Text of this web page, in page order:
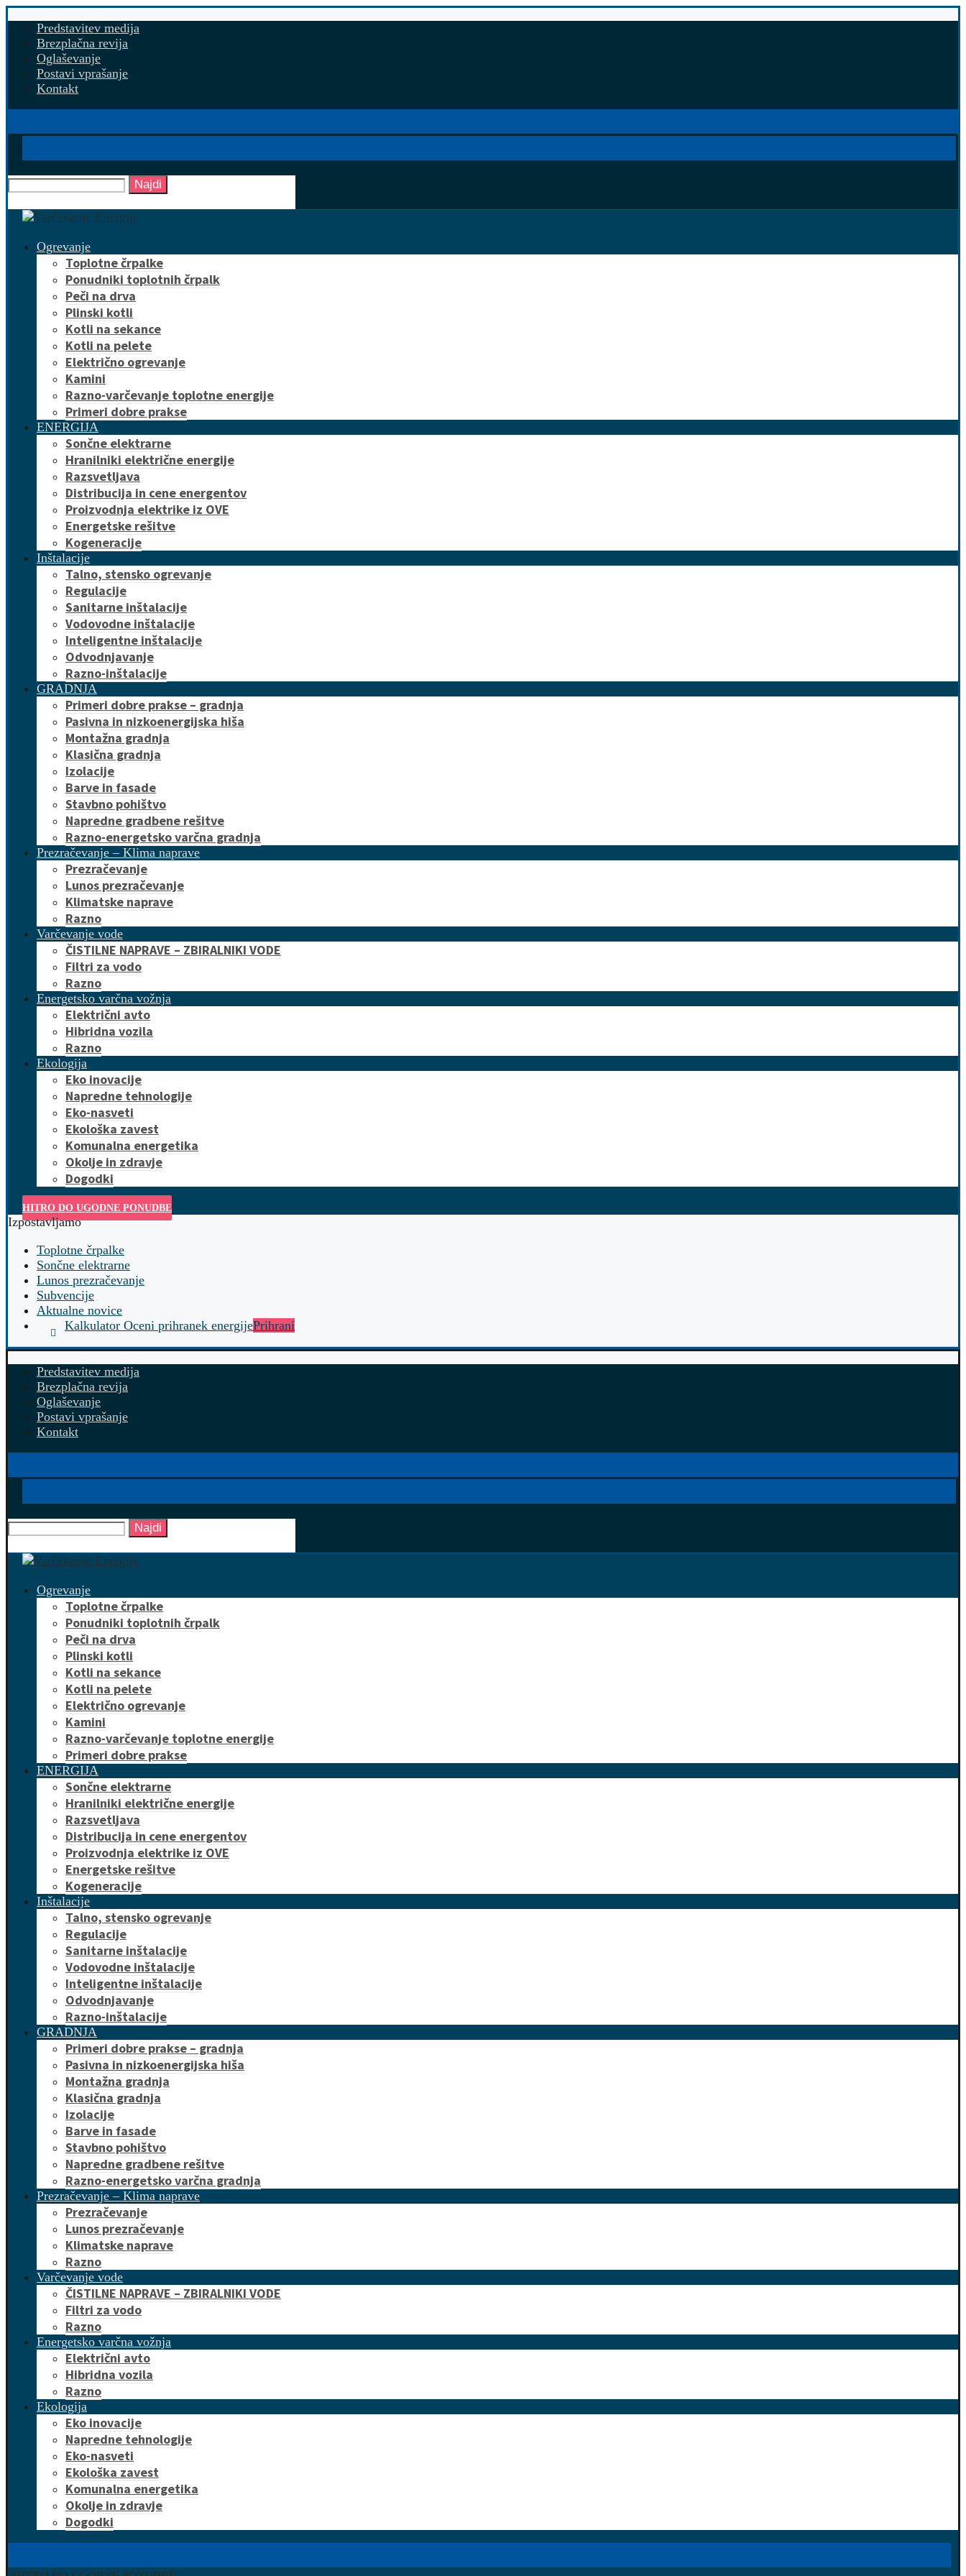
Predstavitev medija
Brezplačna revija
Oglaševanje
Postavi vprašanje
Kontakt
Najdi
Ogrevanje
Toplotne črpalke
Ponudniki toplotnih črpalk
Peči na drva
Plinski kotli
Kotli na sekance
Kotli na pelete
Električno ogrevanje
Kamini
Razno-varčevanje toplotne energije
Primeri dobre prakse
ENERGIJA
Sončne elektrarne
Hranilniki električne energije
Razsvetljava
Distribucija in cene energentov
Proizvodnja elektrike iz OVE
Energetske rešitve
Kogeneracije
Inštalacije
Talno, stensko ogrevanje
Regulacije
Sanitarne inštalacije
Vodovodne inštalacije
Inteligentne inštalacije
Odvodnjavanje
Razno-inštalacije
GRADNJA
Primeri dobre prakse – gradnja
Pasivna in nizkoenergijska hiša
Montažna gradnja
Klasična gradnja
Izolacije
Barve in fasade
Stavbno pohištvo
Napredne gradbene rešitve
Razno-energetsko varčna gradnja
Prezračevanje – Klima naprave
Prezračevanje
Lunos prezračevanje
Klimatske naprave
Razno
Varčevanje vode
ČISTILNE NAPRAVE – ZBIRALNIKI VODE
Filtri za vodo
Razno
Energetsko varčna vožnja
Električni avto
Hibridna vozila
Razno
Ekologija
Eko inovacije
Napredne tehnologije
Eko-nasveti
Ekološka zavest
Komunalna energetika
Okolje in zdravje
Dogodki
HITRO DO UGODNE PONUDBE
Izpostavljamo
Toplotne črpalke
Sončne elektrarne
Lunos prezračevanje
Subvencije
Aktualne novice
Kalkulator Oceni prihranek energijePrihrani
Predstavitev medija
Brezplačna revija
Oglaševanje
Postavi vprašanje
Kontakt
Najdi
Ogrevanje
Toplotne črpalke
Ponudniki toplotnih črpalk
Peči na drva
Plinski kotli
Kotli na sekance
Kotli na pelete
Električno ogrevanje
Kamini
Razno-varčevanje toplotne energije
Primeri dobre prakse
ENERGIJA
Sončne elektrarne
Hranilniki električne energije
Razsvetljava
Distribucija in cene energentov
Proizvodnja elektrike iz OVE
Energetske rešitve
Kogeneracije
Inštalacije
Talno, stensko ogrevanje
Regulacije
Sanitarne inštalacije
Vodovodne inštalacije
Inteligentne inštalacije
Odvodnjavanje
Razno-inštalacije
GRADNJA
Primeri dobre prakse – gradnja
Pasivna in nizkoenergijska hiša
Montažna gradnja
Klasična gradnja
Izolacije
Barve in fasade
Stavbno pohištvo
Napredne gradbene rešitve
Razno-energetsko varčna gradnja
Prezračevanje – Klima naprave
Prezračevanje
Lunos prezračevanje
Klimatske naprave
Razno
Varčevanje vode
ČISTILNE NAPRAVE – ZBIRALNIKI VODE
Filtri za vodo
Razno
Energetsko varčna vožnja
Električni avto
Hibridna vozila
Razno
Ekologija
Eko inovacije
Napredne tehnologije
Eko-nasveti
Ekološka zavest
Komunalna energetika
Okolje in zdravje
Dogodki